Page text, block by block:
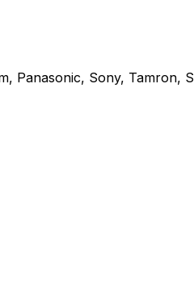
Panasonic, Sony, Tamron,